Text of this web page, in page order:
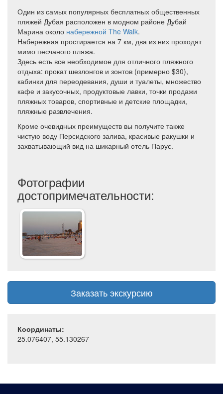
Один из самых популярных бесплатных общественных
пляжей Дубая расположен в модном районе Дубай
Марина около набережной The Walk.
Набережная простирается на 7 км, два из них проходят
мимо песчаного пляжа.
Здесь есть все необходимое для отличного пляжного
отдыха: прокат шезлонгов и зонтов (примерно $30),
кабинки для переодевания, души и туалеты, множество
кафе и закусочных, продуктовые лавки, точки продажи
пляжных товаров, спортивные и детские площадки,
пляжные развлечения.
Кроме очевидных преимуществ вы получите также
чистую воду Персидского залива, красивые ракушки и
захватывающий вид на шикарный отель Парус.
Фотографии
достопримечательности:
Заказать экскурсию
Координаты:
25.076407, 55.130267